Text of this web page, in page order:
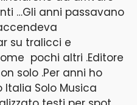
…Gli anni passavano
su tralicci e
pochi altri .Editore
solo .Per anni ho
Solo Musica